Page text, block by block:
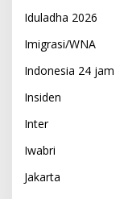
Iduladha 2026
Imigrasi/WNA
Indonesia 24 jam
Insiden
Inter
Iwabri
Jakarta